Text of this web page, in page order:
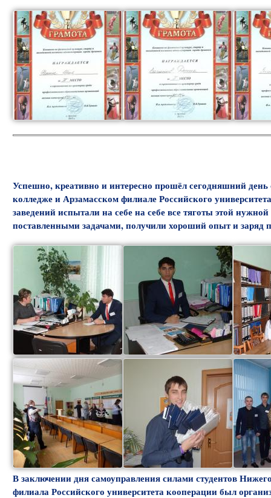
Успешно, креативно и интересно прошёл сегодняшний
колледже и Арзамасском филиале Российского
заведений испытали на себе на себе все тяготы этой
поставленными задачами, получили хороший опыт и
В заключении дня самоуправления силами студентов
филиала Российского университета кооперации был